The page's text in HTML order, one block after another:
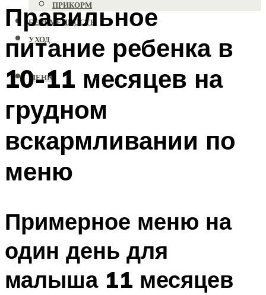
ПРИКОРМ
БЕРЕМЕННОСТЬ
УХОД
МЕНЮ
Правильное
питание ребенка в
10-11 месяцев на
грудном
вскармливании по
меню
Примерное меню на
один день для
малыша 11 месяцев